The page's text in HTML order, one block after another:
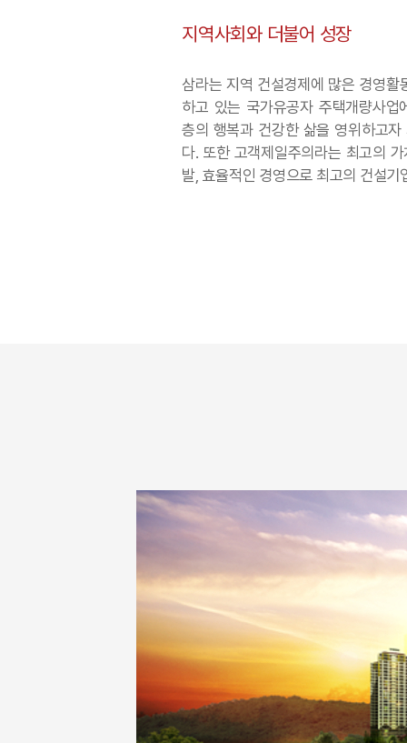
지역사회와 더불어 성장
삼라는 지역 건설경제에 많은 경영활
하고 있는 국가유공자 주택개량사
층의 행복과 건강한 삶을 영위하고
다. 또한 고객제일주의라는 최고의
발, 효율적인 경영으로 최고의 건설기